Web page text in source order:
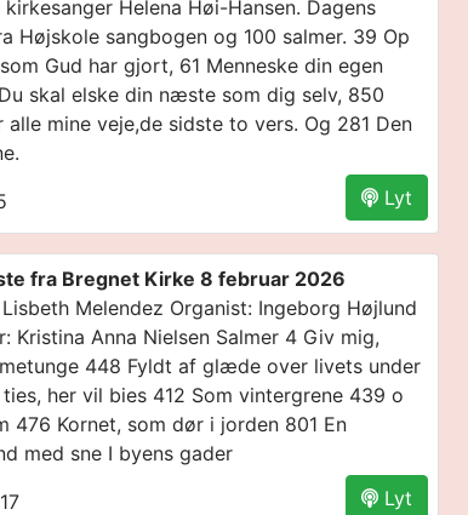
Helena Høi-Hansen. Dagens
Højskole sangbogen og 100 salmer. 39 Op
Gud har gjort, 61 Menneske din egen
skal elske din næste som dig selv, 850
alle mine veje,de sidste to vers. Og 281 Den
Lyt
fra Bregnet Kirke 8 februar 2026
Melendez Organist: Ingeborg Højlund
Kristina Anna Nielsen Salmer 4 Giv mig,
448 Fyldt af glæde over livets under
her vil bies 412 Som vintergrene 439 o
476 Kornet, som dør i jorden 801 En
med sne I byens gader
Lyt